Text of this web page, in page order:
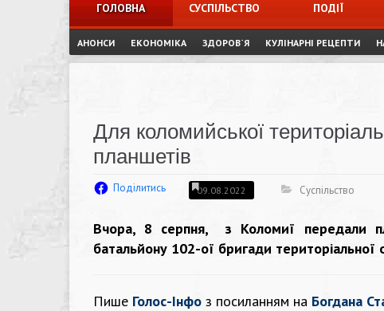
ГОЛОВНА СУСПІЛЬСТВО ПОДІЇ
АНОНСИ ЕКОНОМІКА ЗДОРОВ`Я КУЛІНАРНІ РЕЦЕПТИ
Для коломийської
планшетів
Поділитись 09.08.2022 Суспільство
Вчора, 8 серпня, з Коломиї передали
батальйону 102-ої бригади територіальної
Пише Голос-Інфо з посиланням на Богдана